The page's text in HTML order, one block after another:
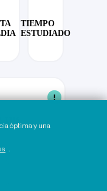
TIEMPO
ESTUDIADO
óptima y una
.